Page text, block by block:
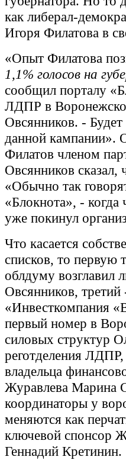
как либерал-
Игоря Филатова в
«Опыт Филатова
1,1% голосов на
сообщил порталу
ЛДПР в
Овсянников. -
данной кампании».
Филатов членом
Овсянников сказал,
«Обычно так
«Блокнота», -
уже покинул
Что касается
списков, то первую
облдуму возглавил
Овсянников,
«Инвесткомпания
первый номер в
силовых структур
реготделения
владельца
Журавлева Марина
координаторы у
меняются как
ключевой спонсор
Геннадий Кретинин.